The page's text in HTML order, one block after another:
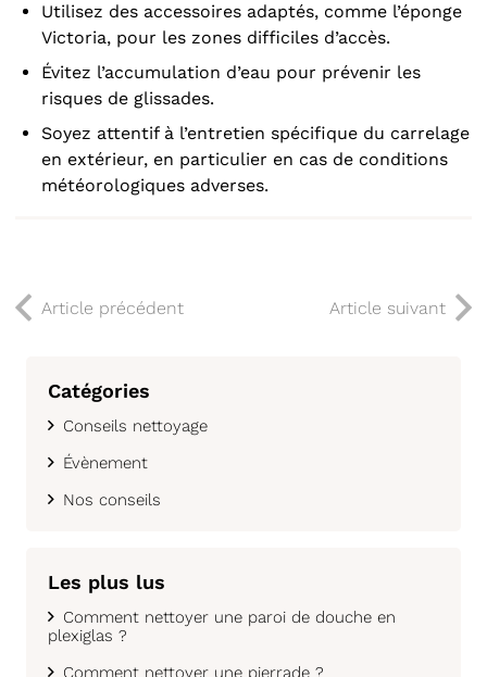
Utilisez des accessoires adaptés, comme l’éponge
Victoria, pour les zones difficiles d’accès.
Évitez l’accumulation d’eau pour prévenir les
risques de glissades.
Soyez attentif à l’entretien spécifique du carrelage
en extérieur, en particulier en cas de conditions
météorologiques adverses.
Article précédent Article suivant
Catégories
Conseils nettoyage
Évènement
Nos conseils
Les plus lus
Comment nettoyer une paroi de douche en
plexiglas ?